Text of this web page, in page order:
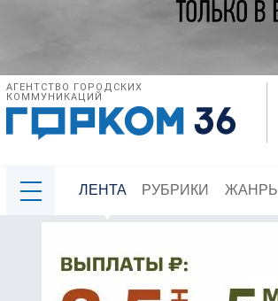
АГЕНТСТВО ГОРОДСКИХ
КОММУНИКАЦИЙ
ЛЕНТА РУБРИКИ ЖАНРЫ